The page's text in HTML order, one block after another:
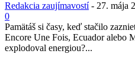
Redakcia zaujímavostí - 27. mája
0
Pamätáš si časy, keď stačilo
Encore Une Fois, Ecuador alebo
explodoval energiou?...